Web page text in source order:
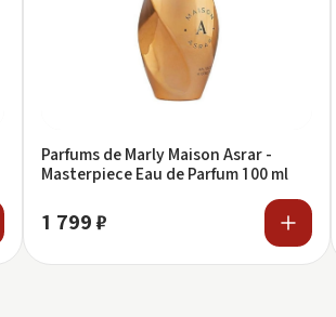
Parfums de Marly Maison Asrar -
Masterpiece Eau de Parfum 100 ml
1 799 ₽